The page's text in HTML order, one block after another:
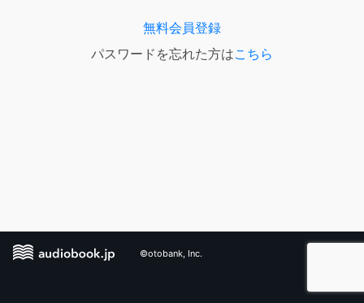
無料会員登録
パスワードを忘れた方はこちら
©otobank, Inc.